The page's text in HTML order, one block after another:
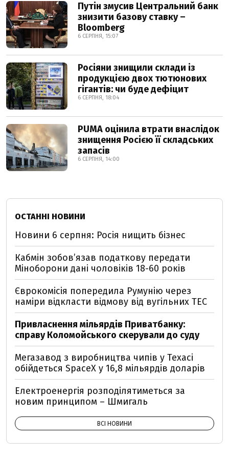
Путін змусив Центральний банк
знизити базову ставку –
Bloomberg
6 СЕРПНЯ, 15:07
Росіяни знищили склади із
продукцією двох тютюнових
гігантів: чи буде дефіцит
6 СЕРПНЯ, 18:04
PUMA оцінила втрати внаслідок
знищення Росією її складських
запасів
6 СЕРПНЯ, 14:00
ОСТАННІ НОВИНИ
Новини 6 серпня: Росія нищить бізнес
Кабмін зобовʼязав податкову передати
Міноборони дані чоловіків 18-60 років
Єврокомісія попередила Румунію через
наміри відкласти відмову від вугільних ТЕС
Привласнення мільярдів Приватбанку:
справу Коломойського скерували до суду
Мегазавод з виробництва чипів у Техасі
обійдеться SpaceX у 16,8 мільярдів доларів
Електроенергія розподілятиметься за
новим принципом – Шмигаль
ВСІ НОВИНИ